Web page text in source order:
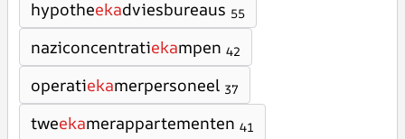
hypotheekadviesbureaus 55
naziconcentratiekampen 42
operatiekamerpersoneel 37
tweekamerappartementen 41